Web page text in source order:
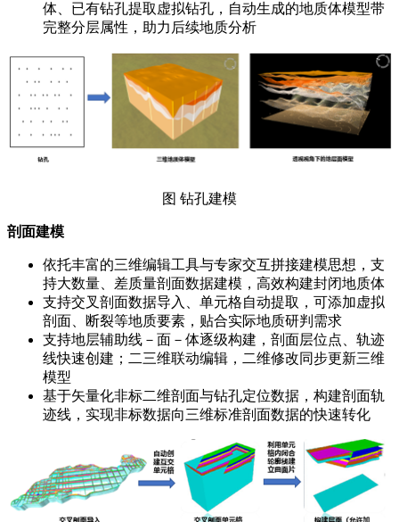
体、已有钻孔提取虚拟钻孔，自动生成的地质体模型带
完整分层属性，助力后续地质分析
图 钻孔建模
剖面建模
依托丰富的三维编辑工具与专家交互拼接建模思想，支
持大数量、差质量剖面数据建模，高效构建封闭地质体
支持交叉剖面数据导入、单元格自动提取，可添加虚拟
剖面、断裂等地质要素，贴合实际地质研判需求
支持地层辅助线－面－体逐级构建，剖面层位点、轨迹
线快速创建；二三维联动编辑，二维修改同步更新三维
模型
基于矢量化非标二维剖面与钻孔定位数据，构建剖面轨
迹线，实现非标数据向三维标准剖面数据的快速转化